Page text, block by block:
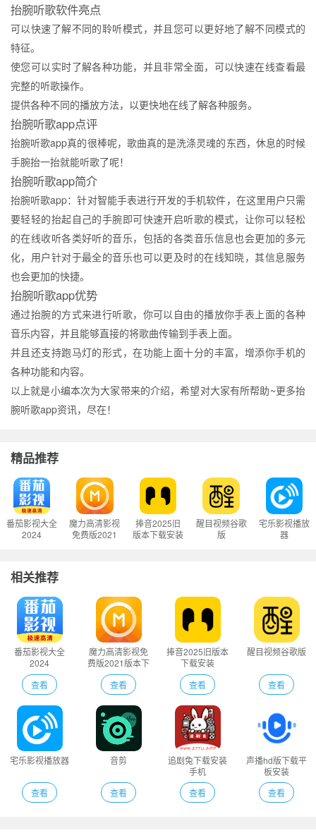
抬腕听歌软件亮点
可以快速了解不同的聆听模式，并且您可以更好地了解不同模式的
特征。
使您可以实时了解各种功能，并且非常全面，可以快速在线查看最
完整的听歌操作。
提供各种不同的播放方法，以更快地在线了解各种服务。
抬腕听歌app点评
抬腕听歌app真的很棒呢，歌曲真的是洗涤灵魂的东西，休息的时候
手腕抬一抬就能听歌了呢！
抬腕听歌app简介
抬腕听歌app：针对智能手表进行开发的手机软件，在这里用户只需
要轻轻的抬起自己的手腕即可快速开启听歌的模式，让你可以轻松
的在线收听各类好听的音乐，包括的各类音乐信息也会更加的多元
化，用户针对于最全的音乐也可以更及时的在线知晓，其信息服务
也会更加的快捷。
抬腕听歌app优势
通过抬腕的方式来进行听歌，你可以自由的播放你手表上面的各种
音乐内容，并且能够直接的将歌曲传输到手表上面。
并且还支持跑马灯的形式，在功能上面十分的丰富，增添你手机的
各种功能和内容。
以上就是小编本次为大家带来的介绍，希望对大家有所帮助~更多抬
腕听歌app资讯，尽在！
精品推荐
番茄影视大全
2024
魔力高清影视
免费版2021
捧音2025旧
版本下载安装
醒目视频谷歌
版
宅乐影视播放
器
相关推荐
番茄影视大全
2024
查看
魔力高清影视免
费版2021版本下
载
查看
捧音2025旧版本
下载安装
查看
醒目视频谷歌版
查看
宅乐影视播放器
查看
音剪
查看
追剧兔下载安装
手机
查看
声播hd版下载平
板安装
查看